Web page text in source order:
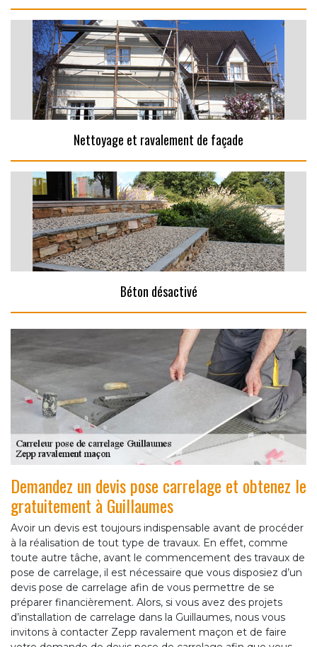
Nettoyage et ravalement de façade
Béton désactivé
Demandez un devis pose carrelage et obtenez le
gratuitement à Guillaumes
Avoir un devis est toujours indispensable avant de procéder
à la réalisation de tout type de travaux. En effet, comme
toute autre tâche, avant le commencement des travaux de
pose de carrelage, il est nécessaire que vous disposiez d’un
devis pose de carrelage afin de vous permettre de se
préparer financièrement. Alors, si vous avez des projets
d’installation de carrelage dans la Guillaumes, nous vous
invitons à contacter Zepp ravalement maçon et de faire